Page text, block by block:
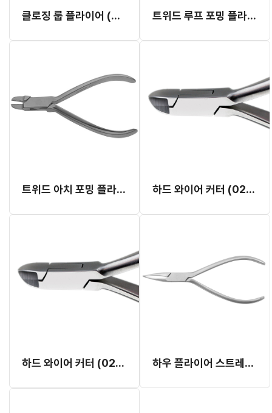
클로징 룹 플라이어 (낸스) (I-1) 트위드 루프 포밍 플라이어 (T-352)
트위드 아치 포밍 플라이어 #I-443 하드 와이어 커터 (022x028) (T-7001)
하드 와이어 커터 (022x028, 15도) (T-1000) 하우 플라이어 스트레이트 I-110 (RMO)